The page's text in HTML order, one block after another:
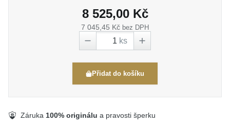
8 525,00 Kč
7 045,45 Kč bez DPH
ks
Přidat do košíku
Záruka 100% originálu a pravosti šperku